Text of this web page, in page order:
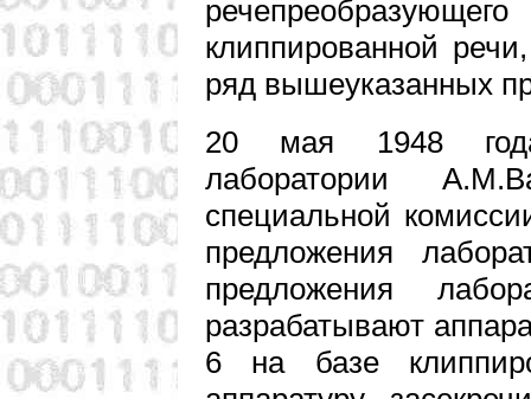
клиппированной
ряд вышеуказанных
20 мая 1948
лаборатории
специальной
предложения
предложения
разрабатывают
6 на базе